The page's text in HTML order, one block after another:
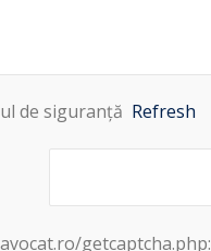
de siguranță Refresh
getcaptcha.php: